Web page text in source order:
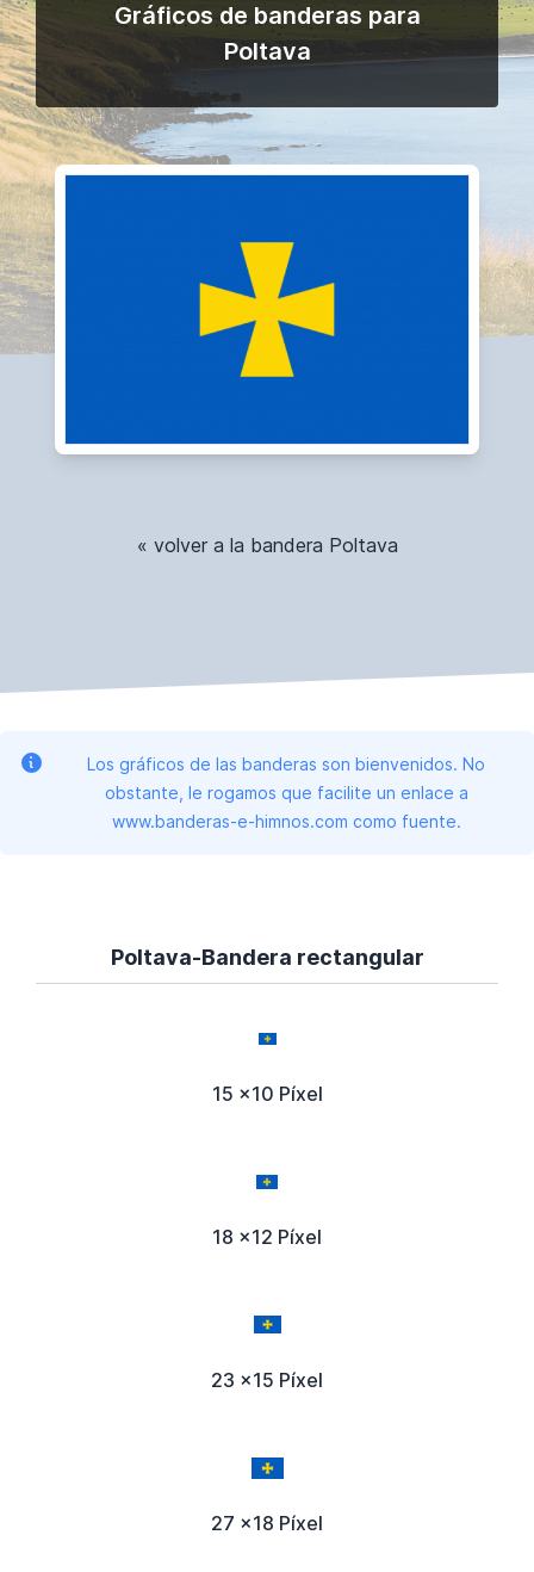
Gráficos de banderas para
Poltava
« volver a la bandera Poltava
Los gráficos de las banderas son bienvenidos. No
obstante, le rogamos que facilite un enlace a
www.banderas-e-himnos.com como fuente.
Poltava-Bandera rectangular
15 x10 Píxel
18 x12 Píxel
23 x15 Píxel
27 x18 Píxel